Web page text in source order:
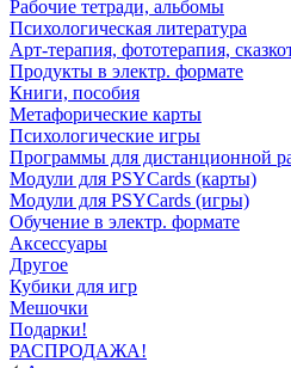
Рабочие тетради, альбомы
Психологическая литература
Арт-терапия, фототерапия,
Продукты в электр. формате
Книги, пособия
Метафорические карты
Психологические игры
Программы для дистанционной
Модули для PSYCards (карты)
Модули для PSYCards (игры)
Обучение в электр. формате
Аксессуары
Другое
Кубики для игр
Мешочки
Подарки!
РАСПРОДАЖА!